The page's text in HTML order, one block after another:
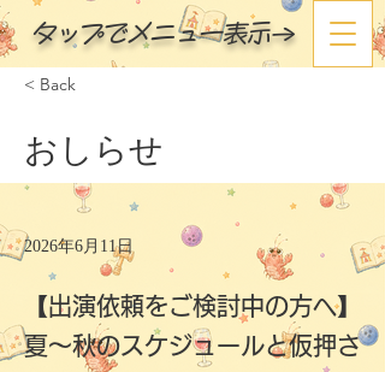
タップでメニュー表示→
< Back
おしらせ
2026年6月11日
【出演依頼をご検討中の方へ】
夏〜秋のスケジュールと仮押さ